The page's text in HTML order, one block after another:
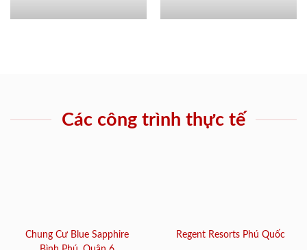
Các công trình thực tế
Chung Cư Blue Sapphire
Regent Resorts Phú Quốc